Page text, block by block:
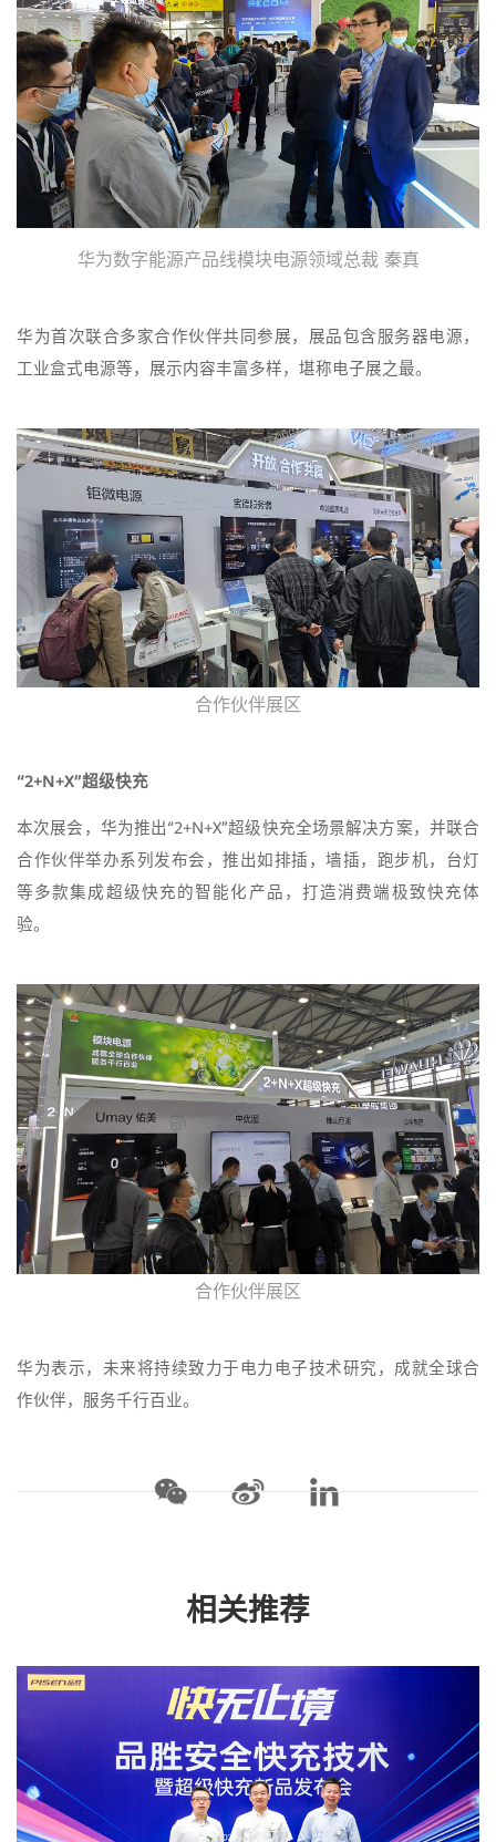
华为数字能源产品线模块电源领域总裁 秦真
华为首次联合多家合作伙伴共同参展，展品包含服务器电源，
工业盒式电源等，展示内容丰富多样，堪称电子展之最。
合作伙伴展区
“2+N+X”超级快充
本次展会，华为推出“2+N+X”超级快充全场景解决方案，并联合
合作伙伴举办系列发布会，推出如排插，墙插，跑步机，台灯
等多款集成超级快充的智能化产品，打造消费端极致快充体
验。
合作伙伴展区
华为表示，未来将持续致力于电力电子技术研究，成就全球合
作伙伴，服务千行百业。
相关推荐